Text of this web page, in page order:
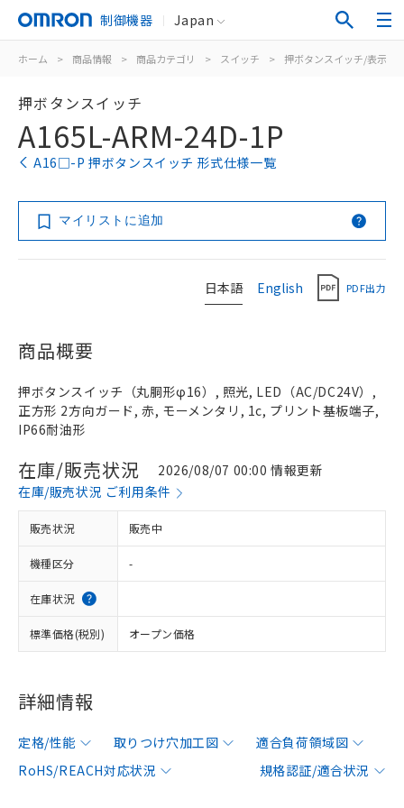
制御機器 Japan
ホーム > 商品情報 > 商品カテゴリ > スイッチ > 押ボタンスイッチ/表示灯
押ボタンスイッチ
A165L-ARM-24D-1P
A16□-P 押ボタンスイッチ 形式仕様一覧
マイリストに追加
日本語 English PDF出力
商品概要
押ボタンスイッチ（丸胴形φ16）, 照光, LED（AC/DC24V）,
正方形 2方向ガード, 赤, モーメンタリ, 1c, プリント基板端子,
IP66耐油形
在庫/販売状況
2026/08/07 00:00 情報更新
在庫/販売状況 ご利用条件
販売状況 販売中
機種区分 -
在庫状況
標準価格(税別) オープン価格
詳細情報
定格/性能 取りつけ穴加工図
適合負荷領域図
RoHS/REACH対応状況
規格認証/適合状況